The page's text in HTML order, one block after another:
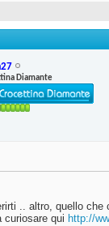
Diamante
.. altro, quello che
curiosare qui http://